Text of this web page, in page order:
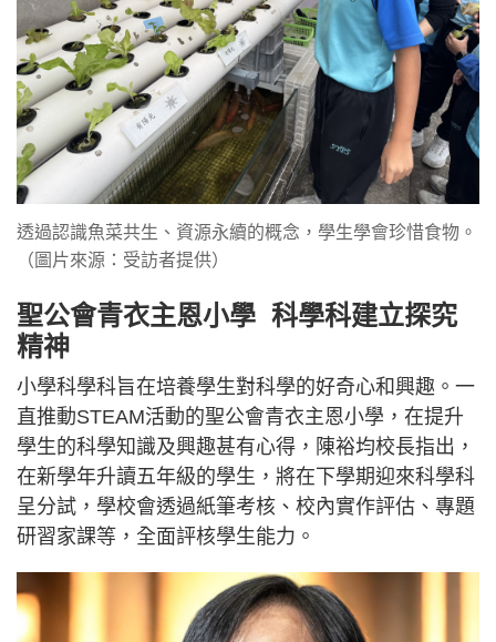
透過認識魚菜共生、資源永續的概念，學生學會珍惜食物。
（圖片來源：受訪者提供）
聖公會青衣主恩小學 科學科建立探究
精神
小學科學科旨在培養學生對科學的好奇心和興趣。一
直推動STEAM活動的聖公會青衣主恩小學，在提升
學生的科學知識及興趣甚有心得，陳裕均校長指出，
在新學年升讀五年級的學生，將在下學期迎來科學科
呈分試，學校會透過紙筆考核、校內實作評估、專題
研習家課等，全面評核學生能力。